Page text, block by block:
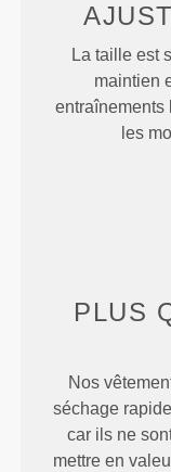
La taille est
maintien
entraînements
les
PLUS
Nos
séchage
car ils ne
mettre en